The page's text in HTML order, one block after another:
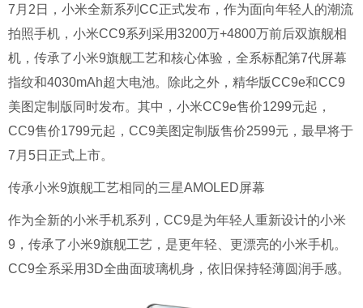
7月2日，小米全新系列CC正式发布，作为面向年轻人的潮流
拍照手机，小米CC9系列采用3200万+4800万前后双旗舰相
机，传承了小米9旗舰工艺和核心体验，全系标配第7代屏幕
指纹和4030mAh超大电池。除此之外，精华版CC9e和CC9
美图定制版同时发布。其中，小米CC9e售价1299元起，
CC9售价1799元起，CC9美图定制版售价2599元，最早将于
7月5日正式上市。
传承小米9旗舰工艺相同的三星AMOLED屏幕
作为全新的小米手机系列，CC9是为年轻人重新设计的小米
9，传承了小米9旗舰工艺，是更年轻、更漂亮的小米手机。
CC9全系采用3D全曲面玻璃机身，依旧保持轻薄圆润手感。